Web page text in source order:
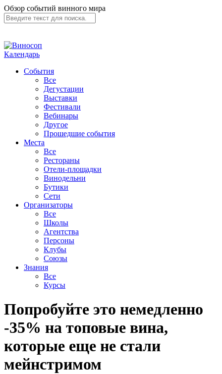
Обзор событий винного мира
Календарь
События
Все
Дегустации
Выставки
Фестивали
Вебинары
Другое
Прошедшие события
Места
Все
Рестораны
Отели-площадки
Винодельни
Бутики
Сети
Организаторы
Все
Школы
Агентства
Персоны
Клубы
Союзы
Знания
Все
Курсы
Попробуйте это немедленно
-35% на топовые вина,
которые еще не стали
мейнстримом